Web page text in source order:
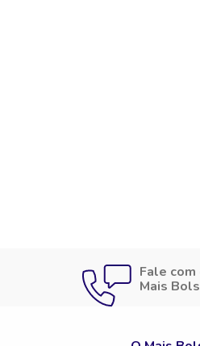
Fale com
Mais